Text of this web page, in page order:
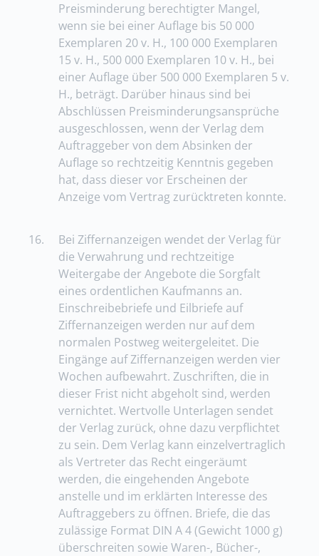
Preisminderung berechtigter Mangel,
wenn sie bei einer Auflage bis 50 000
Exemplaren 20 v. H., 100 000 Exemplaren
15 v. H., 500 000 Exemplaren 10 v. H., bei
einer Auflage über 500 000 Exemplaren 5 v.
H., beträgt. Darüber hinaus sind bei
Abschlüssen Preisminderungsansprüche
ausgeschlossen, wenn der Verlag dem
Auftraggeber von dem Absinken der
Auflage so rechtzeitig Kenntnis gegeben
hat, dass dieser vor Erscheinen der
Anzeige vom Vertrag zurücktreten konnte.
16.
Bei Ziffernanzeigen wendet der Verlag für
die Verwahrung und rechtzeitige
Weitergabe der Angebote die Sorgfalt
eines ordentlichen Kaufmanns an.
Einschreibebriefe und Eilbriefe auf
Ziffernanzeigen werden nur auf dem
normalen Postweg weitergeleitet. Die
Eingänge auf Ziffernanzeigen werden vier
Wochen aufbewahrt. Zuschriften, die in
dieser Frist nicht abgeholt sind, werden
vernichtet. Wertvolle Unterlagen sendet
der Verlag zurück, ohne dazu verpflichtet
zu sein. Dem Verlag kann einzelvertraglich
als Vertreter das Recht eingeräumt
werden, die eingehenden Angebote
anstelle und im erklärten Interesse des
Auftraggebers zu öffnen. Briefe, die das
zulässige Format DIN A 4 (Gewicht 1000 g)
überschreiten sowie Waren-, Bücher-,